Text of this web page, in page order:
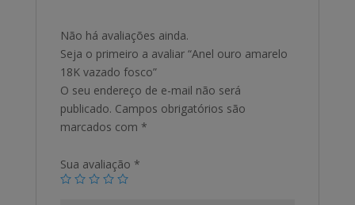
Não há avaliações ainda.
Seja o primeiro a avaliar “Anel ouro amarelo
18K vazado fosco”
O seu endereço de e-mail não será
publicado. Campos obrigatórios são
marcados com *
Sua avaliação *